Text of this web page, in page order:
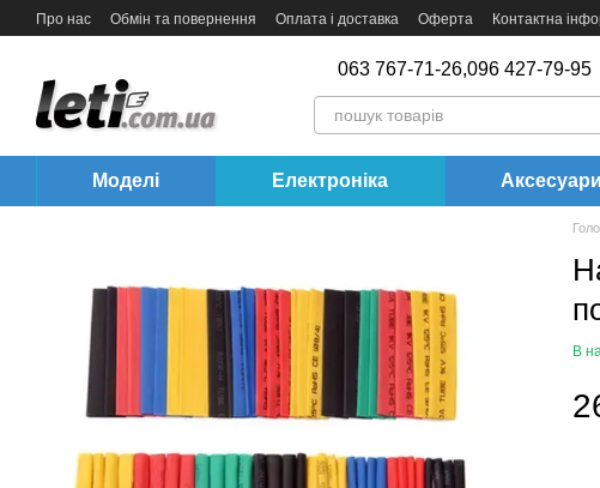
Перейти до основного контенту
Про нас Обмін та повернення Оплата і доставка Оферта Контактна
063 767-71-26,096 427-79-95
Моделі Електроніка Аксесуари
В